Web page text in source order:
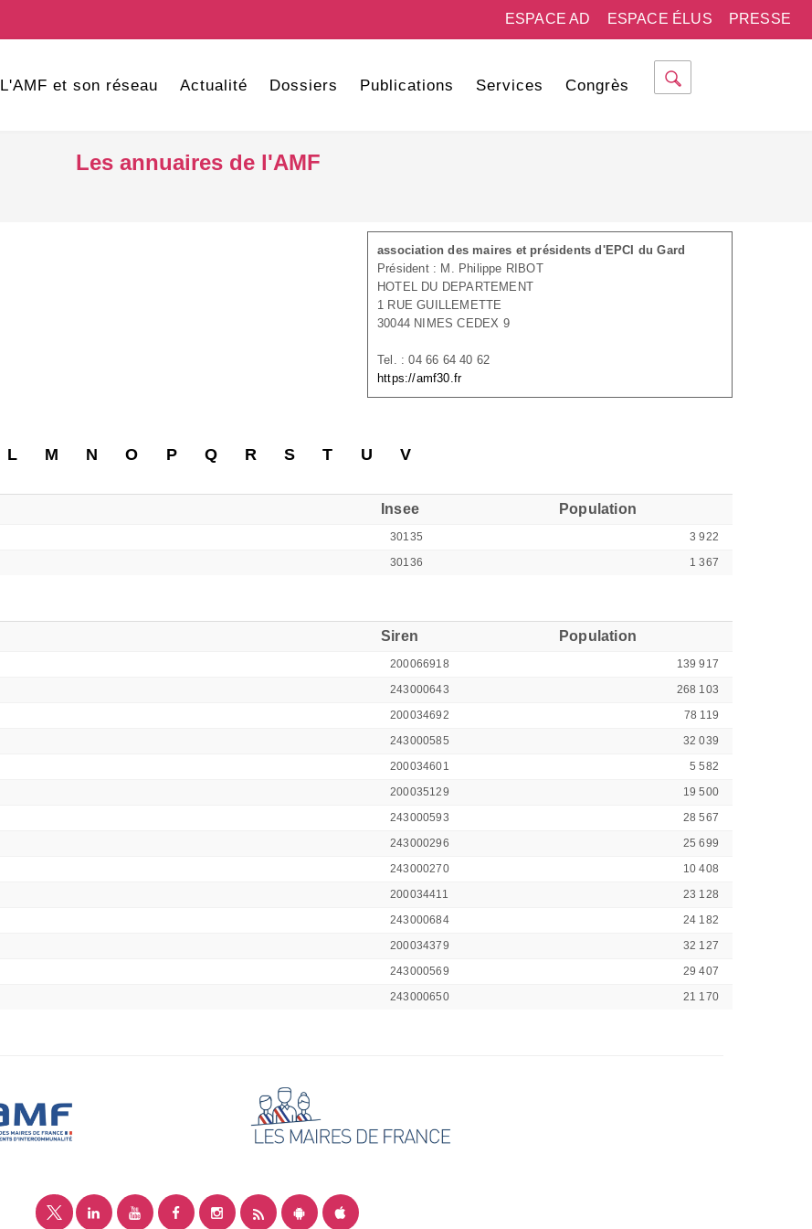
PRESSE
ESPACE ÉLUS
ESPACE AD
L'AMF et son réseau Actualité Dossiers Publications Services Congrès
Les annuaires de l'AMF
association des maires et présidents d'EPCI du Gard
Président : M. Philippe RIBOT
HOTEL DU DEPARTEMENT
1 RUE GUILLEMETTE
30044 NIMES CEDEX 9
Tel. : 04 66 64 40 62
https://amf30.fr
L M N O P Q R S T U V
Insee Population
30135
3 922
30136 1 367
Siren Population
200066918
139 917
243000643
268 103
200034692
78 119
243000585
32 039
200034601
5 582
200035129
19 500
243000593
28 567
243000296
25 699
243000270
10 408
200034411
23 128
243000684
24 182
200034379
32 127
243000569
29 407
243000650 21 170